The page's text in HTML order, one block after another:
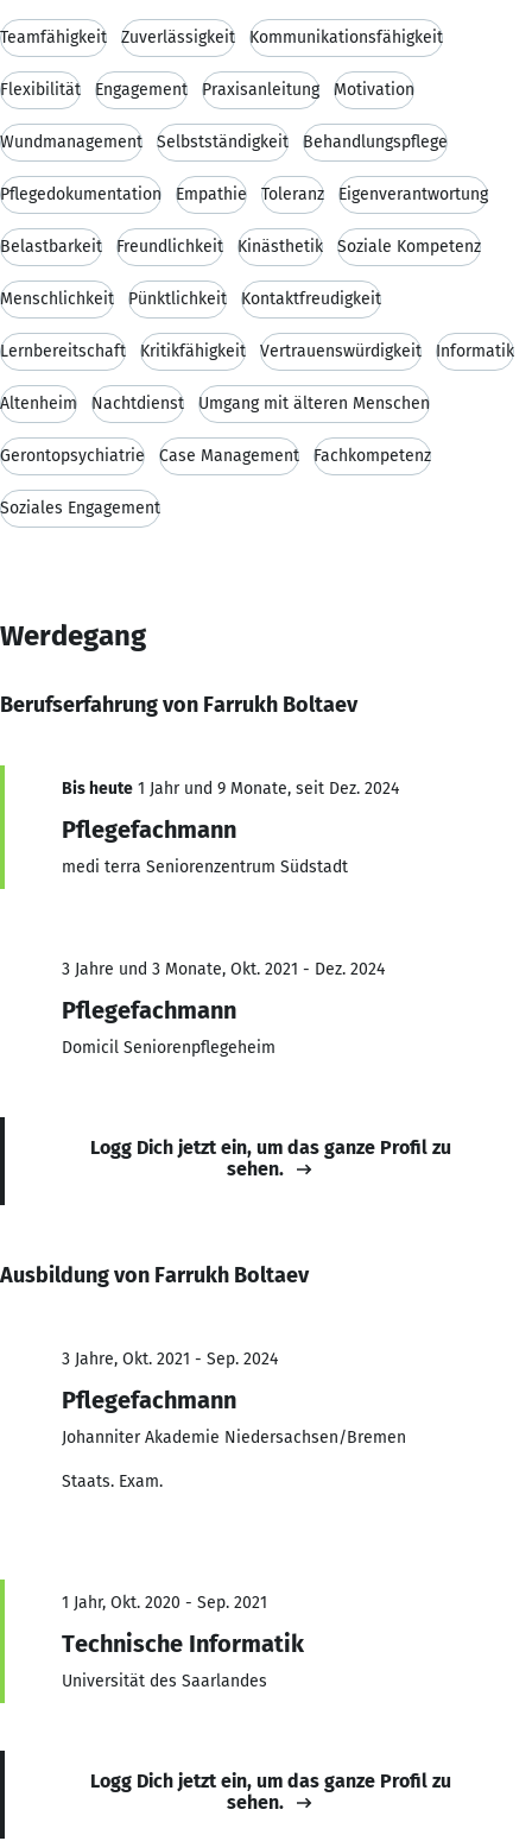
Teamfähigkeit Zuverlässigkeit Kommunikationsfähigkeit
Flexibilität Engagement Praxisanleitung Motivation
Wundmanagement Selbstständigkeit Behandlungspflege
Pflegedokumentation Empathie Toleranz Eigenverantwortung
Belastbarkeit Freundlichkeit Kinästhetik Soziale Kompetenz
Menschlichkeit Pünktlichkeit Kontaktfreudigkeit
Lernbereitschaft Kritikfähigkeit Vertrauenswürdigkeit Informatik
Altenheim Nachtdienst Umgang mit älteren Menschen
Gerontopsychiatrie Case Management Fachkompetenz
Soziales Engagement
Werdegang
Berufserfahrung von Farrukh Boltaev
Bis heute 1 Jahr und 9 Monate, seit Dez. 2024
Pflegefachmann
medi terra Seniorenzentrum Südstadt
3 Jahre und 3 Monate, Okt. 2021 - Dez. 2024
Pflegefachmann
Domicil Seniorenpflegeheim
Logg Dich jetzt ein, um das ganze Profil zu
sehen.
Ausbildung von Farrukh Boltaev
3 Jahre, Okt. 2021 - Sep. 2024
Pflegefachmann
Johanniter Akademie Niedersachsen/Bremen
Staats. Exam.
1 Jahr, Okt. 2020 - Sep. 2021
Technische Informatik
Universität des Saarlandes
Logg Dich jetzt ein, um das ganze Profil zu
sehen.